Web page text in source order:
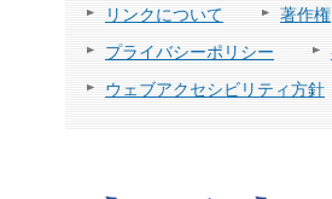
リンクについて 著作権
プライバシーポリシー
ウェブアクセシビリティ方針